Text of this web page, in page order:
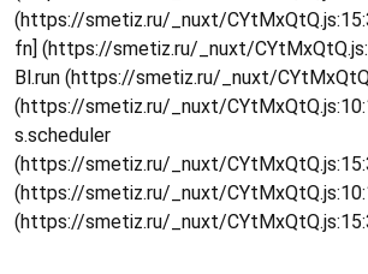
(https://smetiz.ru/_nuxt/
fn] (https://smetiz.ru/_nuxt/
Bl.run (https://smetiz.ru/_nuxt/
(https://smetiz.ru/_nuxt/
s.scheduler
(https://smetiz.ru/_nuxt/
(https://smetiz.ru/_nuxt/
(https://smetiz.ru/_nuxt/